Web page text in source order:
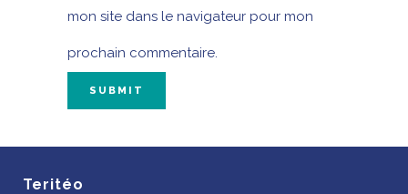
mon site dans le navigateur pour mon
prochain commentaire.
Teritéo